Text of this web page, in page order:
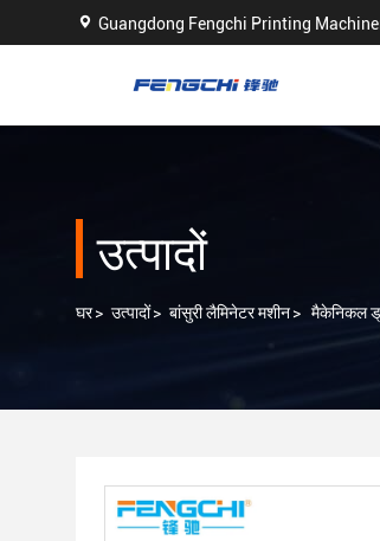
Guangdong Fengchi Printing
उत्पादों
घर> उत्पादों> बांसुरी लैमिनेटर मशीन> मैकेनिकल